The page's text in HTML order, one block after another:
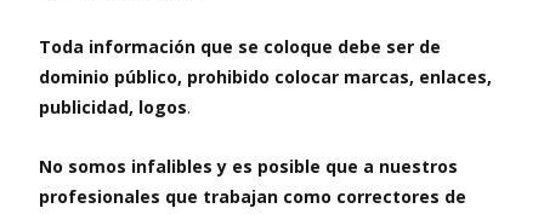
Toda información que se coloque debe ser de
dominio público, prohibido colocar marcas, enlaces,
publicidad, logos.
No somos infalibles y es posible que a nuestros
profesionales que trabajan como correctores de